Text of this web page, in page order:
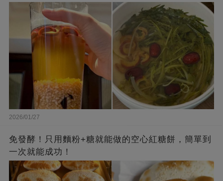
2026/01/27
免發酵！只用麵粉+糖就能做的空心紅糖餅，簡單到
一次就能成功！